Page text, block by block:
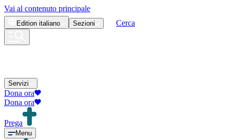
Vai al contenuto principale
Edition italiano Sezioni Cerca
Servizi
Dona ora
Dona ora
Prega
Menu